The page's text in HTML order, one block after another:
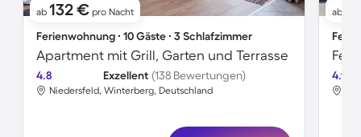
ab 132 € pro Nacht
Ferienwohnung ∙ 10 Gäste ∙ 3 Schlafzimmer
Apartment mit Grill, Garten und Terrasse
4.8 Exzellent (138 Bewertungen)
Niedersfeld, Winterberg, Deutschland
ab
4.9